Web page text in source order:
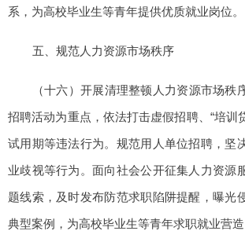
系，为高校毕业生等青年提供优质就业岗位。
五、规范人力资源市场秩序
（十六）开展清理整顿人力资源市场秩
招聘活动为重点，依法打击虚假招聘、“培训
试用期等违法行为。规范用人单位招聘，坚
业歧视等行为。面向社会公开征集人力资源
题线索，及时发布防范求职陷阱提醒，曝光
典型案例，为高校毕业生等青年求职就业营造